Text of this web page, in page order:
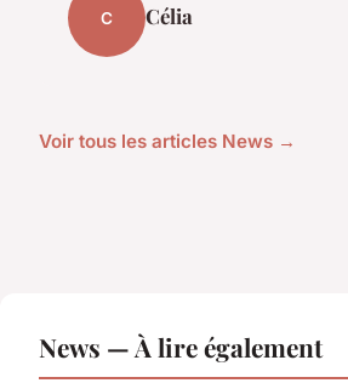
C Célia
Voir tous les articles News →
News — À lire également